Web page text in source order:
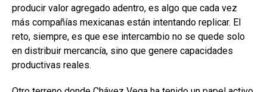
producir valor agregado adentro, es algo que cada vez
más compañías mexicanas están intentando replicar. El
reto, siempre, es que ese intercambio no se quede solo
en distribuir mercancía, sino que genere capacidades
productivas reales.